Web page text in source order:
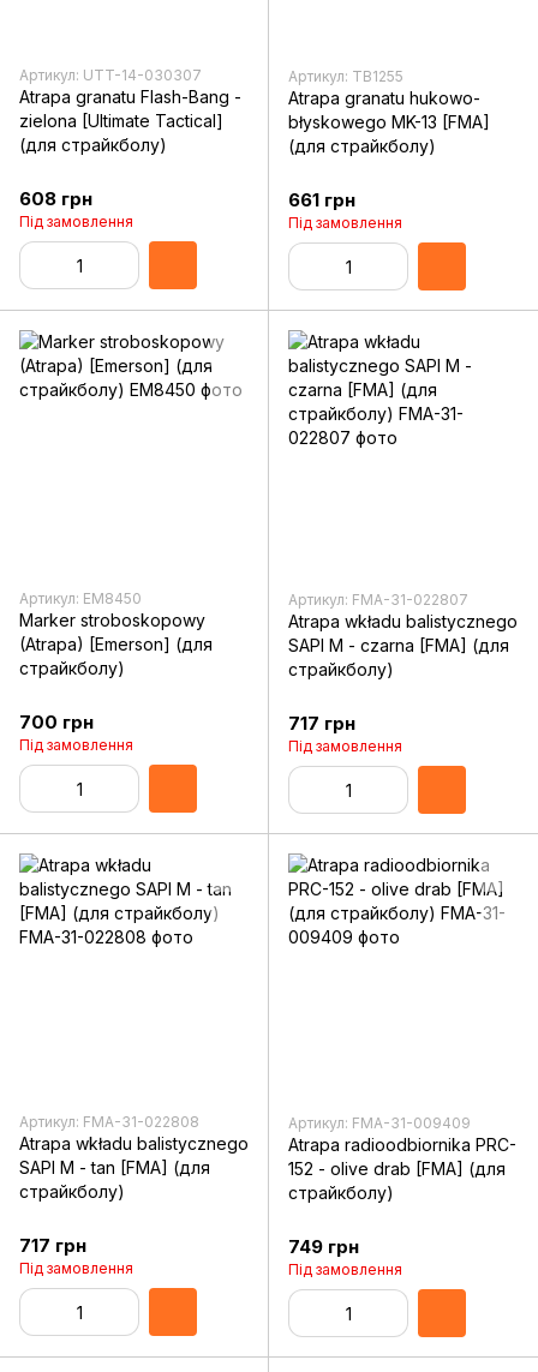
Артикул: UTT-14-030307
Atrapa granatu Flash-Bang -
zielona [Ultimate Tactical]
(для страйкболу)
608 грн
Під замовлення
Артикул: TB1255
Atrapa granatu hukowo-
błyskowego MK-13 [FMA]
(для страйкболу)
661 грн
Під замовлення
Артикул: EM8450
Marker stroboskopowy
(Atrapa) [Emerson] (для
страйкболу)
700 грн
Під замовлення
Артикул: FMA-31-022807
Atrapa wkładu balistycznego
SAPI M - czarna [FMA] (для
страйкболу)
717 грн
Під замовлення
Артикул: FMA-31-022808
Atrapa wkładu balistycznego
SAPI M - tan [FMA] (для
страйкболу)
717 грн
Під замовлення
Артикул: FMA-31-009409
Atrapa radioodbiornika PRC-
152 - olive drab [FMA] (для
страйкболу)
749 грн
Під замовлення